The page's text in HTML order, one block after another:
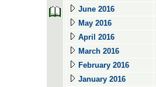
June 2016
May 2016
April 2016
March 2016
February 2016
January 2016